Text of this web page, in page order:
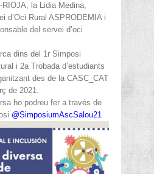
RIOJA, la Lidia Medina,
d’Oci Rural ASPRODEMIA i
del servei d’oci
dins del 1r Simposi
i 2a Trobada d’estudiants
des de la CASC_CAT
de 2021.
ho podreu fer a través de
@SimposiumAscSalou21